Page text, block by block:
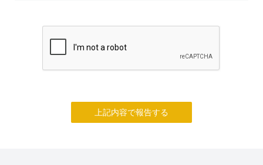
上記内容で報告する